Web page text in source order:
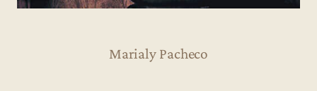
Marialy Pacheco